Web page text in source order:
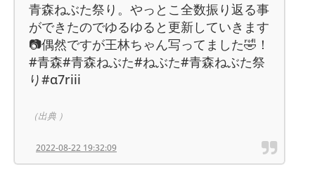
青森ねぶた祭り。やっとこ全数振り返る事
ができたのでゆるゆると更新していきます
📷偶然ですが王林ちゃん写ってました🤣！
#青森#青森ねぶた#ねぶた#青森ねぶた祭
り#α7riii
（出典 ）
2022-08-22 19:32:09